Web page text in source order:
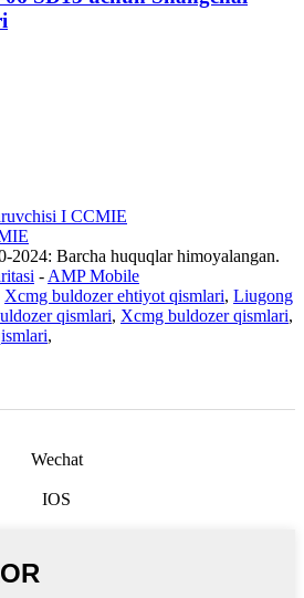
I CCMIE
Barcha huquqlar himoyalangan.
- AMP Mobile
Xcmg buldozer ehtiyot qismlari, Liugong
qismlari, Xcmg buldozer qismlari,
,
Wechat
IOS